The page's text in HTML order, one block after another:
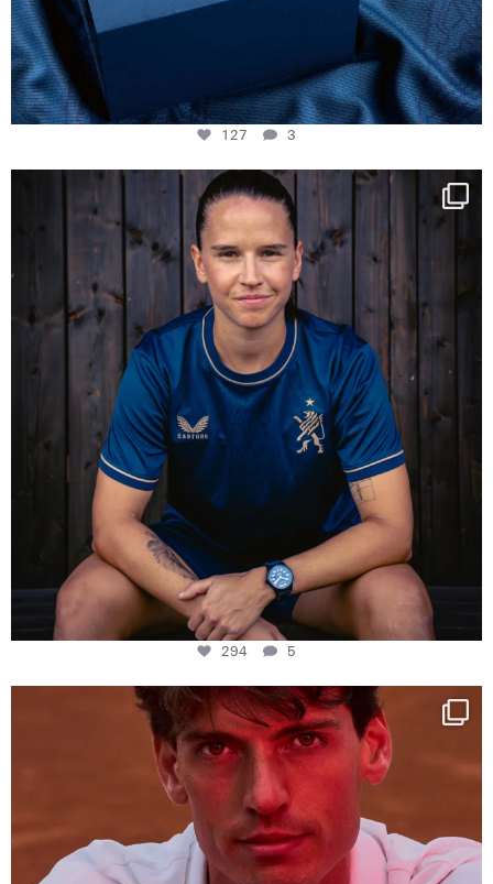
127 3
NIE USENAND GAH
Some anniversaries
294
5
294 5
One last dance at home
This week at...
321
9